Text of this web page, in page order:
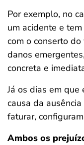
Por exemplo, no
um acidente e
com o conserto
danos
concreta e
Já os dias em
causa da
faturar,
Ambos os